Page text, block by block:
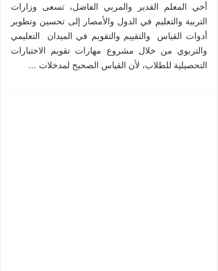
أخي المعلم القدير والمربي الفاضل، تسعى وزارات
التربية والتعليم في الدول والأمصار إلى تحسين وتطوير
أدوات القياس والتقييم والتقويم في الميدان التعليمي
والتربوي من خلال مشروع مهارات تقويم الاختبارات
التحصيلية للطلاب، لأن القياس الصحيح لمدخلات …